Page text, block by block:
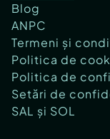
Blog
ANPC
Termeni și
Politica de
Politica de
Setări de
SAL și SOL